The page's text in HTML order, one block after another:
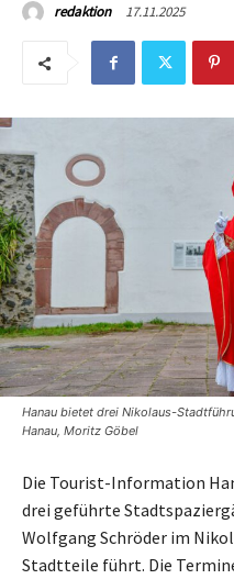
redaktion 17.11.2025
Hanau bietet drei Nikolaus-
Hanau, Moritz Göbel
Die Tourist-Information
drei geführte
Wolfgang Schröder im
Stadtteile führt. Die Termine